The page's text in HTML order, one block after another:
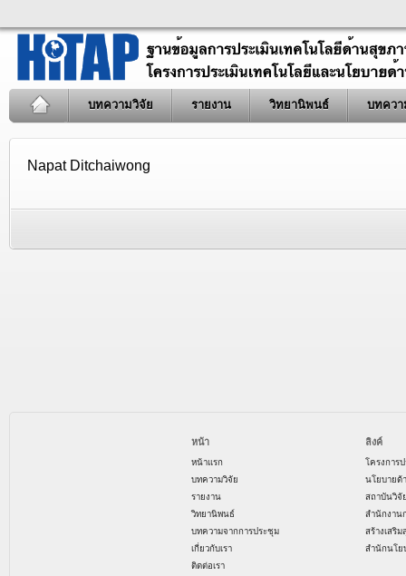
บทความวิจัย รายงาน วิทยานิพนธ์ บทควา
Napat Ditchaiwong
หน้า
หน้าแรก
บทความวิจัย
รายงาน
วิทยานิพนธ์
บทความจากการประชุม
เกี่ยวกับเรา
ติดต่อเรา
ลิงค์
โครงการ
นโยบายด้
สถาบันวิจั
สำนักงาน
สร้างเสริ
สำนักนโย